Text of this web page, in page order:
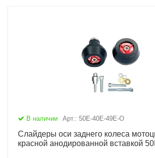
В наличии Арт.: 50E-40E-49E-O
Слайдеры оси заднего колеса
красной анодированной вставкой